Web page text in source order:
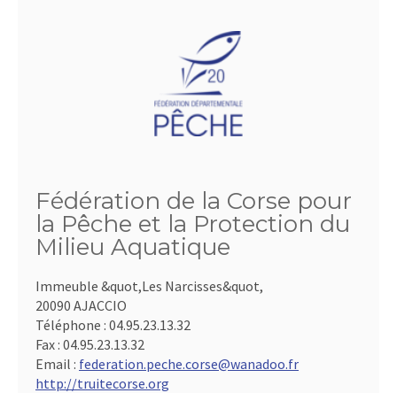
Fédération de la Corse pour
la Pêche et la Protection du
Milieu Aquatique
Immeuble &quot,Les Narcisses&quot,
20090 AJACCIO
Téléphone : 04.95.23.13.32
Fax : 04.95.23.13.32
Email : federation.peche.corse@wanadoo.fr
http://truitecorse.org